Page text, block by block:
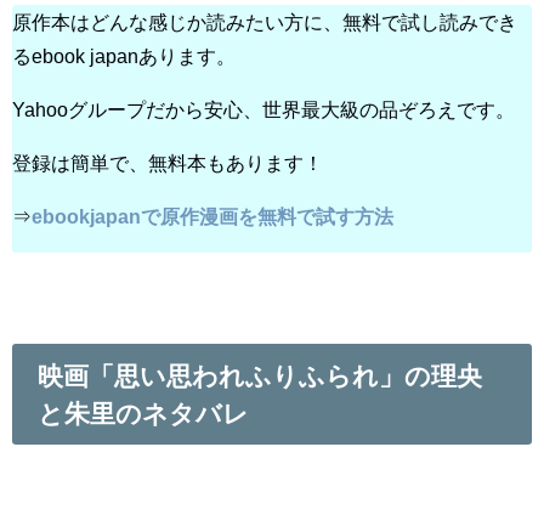
原作本はどんな感じか読みたい方に、無料で試し読みでき
るebook japanあります。
Yahooグループだから安心、世界最大級の品ぞろえです。
登録は簡単で、無料本もあります！
⇒ebookjapanで原作漫画を無料で試す方法
映画「思い思われふりふられ」の理央
と朱里のネタバレ